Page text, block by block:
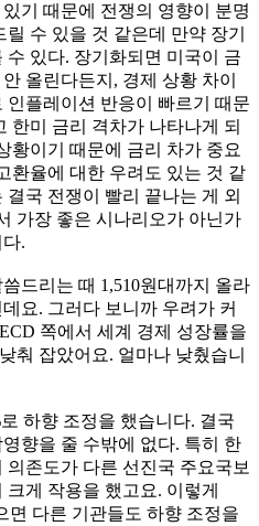
기 때문에 전쟁의 영향이 분명
수 있을 것 같은데 만약 장기
있다. 장기화되면 미국이 금
올린다든지, 경제 상황 차이
플레이션 반응이 빠르기 때문
한미 금리 격차가 나타나게 되
황이기 때문에 금리 차가 중요
환율에 대한 우려도 있는 것 같
국 전쟁이 빨리 끝나는 게 외
가장 좋은 시나리오가 아닌가
.
드리는 때 1,510원대까지 올라
요. 그러다 보니까 우려가 커
쪽에서 세계 경제 성장률을
춰 잡았어요. 얼마나 낮췄습니
하향 조정을 했습니다. 결국
향을 줄 수밖에 없다. 특히 한
존도가 다른 선진국 주요국보
게 작용을 했고요. 이렇게
면 다른 기관들도 하향 조정을